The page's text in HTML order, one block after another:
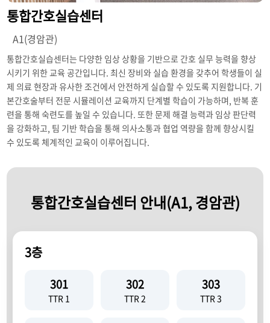
통합간호실습센터
A1(경암관)
통합간호실습센터는 다양한 임상 상황을 기반으로 간호 실무 능력을 향상
시키기 위한 교육 공간입니다. 최신 장비와 실습 환경을 갖추어 학생들이 실
제 의료 현장과 유사한 조건에서 안전하게 실습할 수 있도록 지원합니다. 기
본간호술부터 전문 시뮬레이션 교육까지 단계별 학습이 가능하며, 반복 훈
련을 통해 숙련도를 높일 수 있습니다. 또한 문제 해결 능력과 임상 판단력
을 강화하고, 팀 기반 학습을 통해 의사소통과 협업 역량을 함께 향상시킬
수 있도록 체계적인 교육이 이루어집니다.
통합간호실습센터 안내(A1, 경암관)
3층
301
TTR 1
302
TTR 2
303
TTR 3